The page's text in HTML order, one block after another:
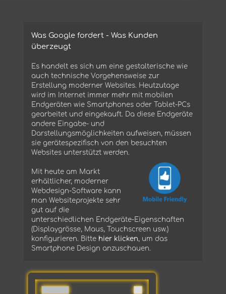
Was Google fordert - Was Kunden
überzeugt
Es handelt es sich um eine gestalterische wie
auch technische Vorgehensweise zur
Erstellung moderner Websites. Heutzutage
wird im Internet immer mehr mit mobilen
Endgeräten wie Smartphones oder Tablet-PCs
gearbeitet und eingekauft. Da diese Endgeräte
andere Eingabe- und
Darstellungsmöglichkeiten aufweisen, müssen
sie gerätespezifisch von den besuchten
Websites unterstützt werden.
Mit heute am Markt
erhältlicher, moderner
Webdesign-Software kann
man Websiteprojekte sehr
gut auf die
unterschiedlichen Endgeräte-Eigenschaften
(Displaygrösse, Maus, Touchscreen usw.)
konfigurieren. Bitte hier klicken, um das
Smartphone Design anzuschauen.